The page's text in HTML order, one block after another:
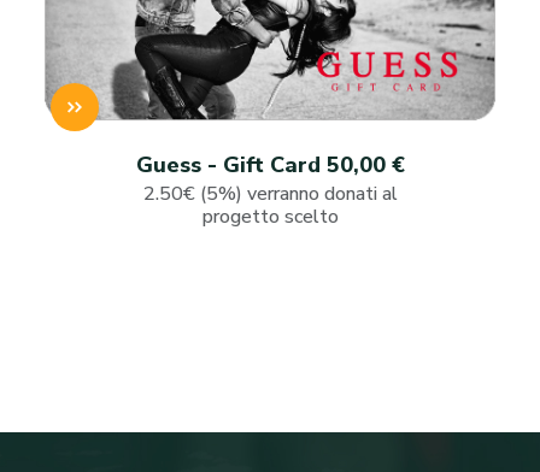
Guess - Gift Card 50,00 €
2.50€ (5%) verranno donati al
progetto scelto